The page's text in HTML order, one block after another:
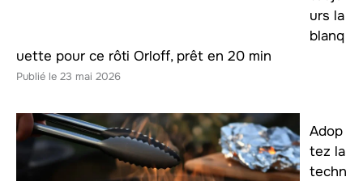
urs la
blanq
uette pour ce rôti Orloff, prêt en 20 min
23 mai 2026
Adop
tez la
techn